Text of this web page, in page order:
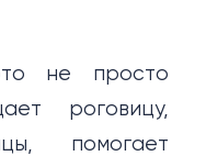
не просто
роговицу,
помогает